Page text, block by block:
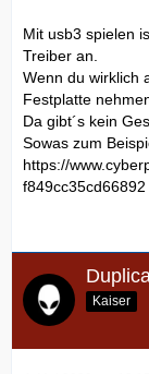
Mit usb3 spielen
Treiber an.
Wenn du wirklich
Festplatte
Da gibt´s kein
Sowas zum
https://
f849cc35cd66892
Kaiser